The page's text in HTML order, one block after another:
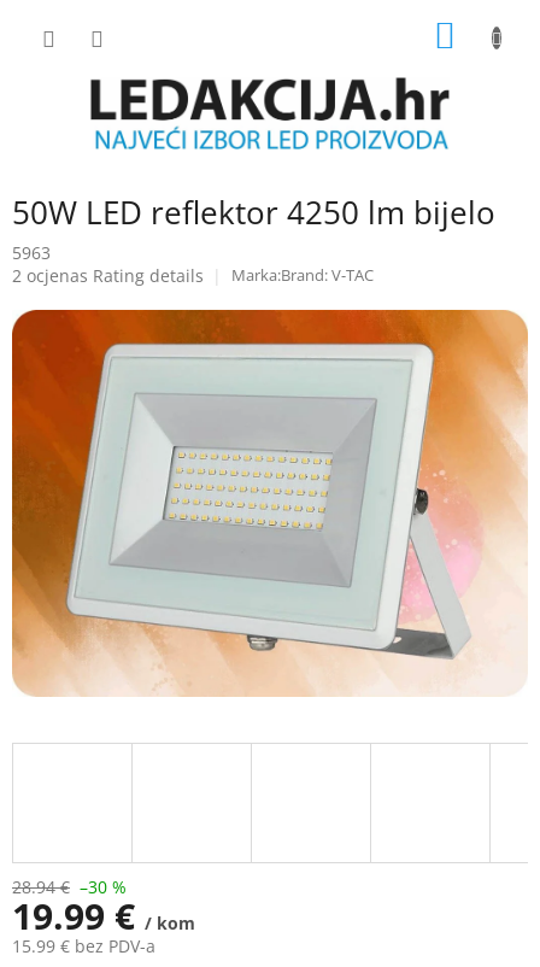
50W LED reflektor 4250 lm bijelo
5963
The
product
2 ocjenas Rating details Brand:V-TAC
28.94 € –30 %
19.99 € / kom
15.99 € bez PDV-a